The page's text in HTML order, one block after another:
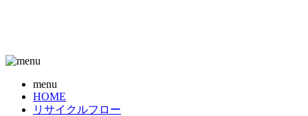
menu
HOME
リサイクルフロー